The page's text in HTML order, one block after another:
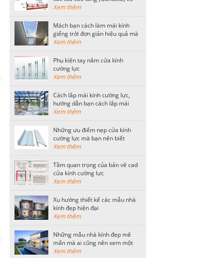
kết cấu như thế nào?
Xem thêm
Mách bạn cách làm mái kính
giếng trời đơn giản hiệu quả mà
tiết kiệm nhất
Xem thêm
Phụ kiện tay nắm cửa kính
cường lực
Xem thêm
Cách lắp mái kính cường lực,
hướng dẫn bạn cách lắp mái
kính an toàn
Xem thêm
Những ưu điểm nẹp cửa kính
cường lực mà bạn nên biết
Xem thêm
Tầm quan trọng của bản vẽ cad
cửa kính cường lực
Xem thêm
Xu hướng thiết kế các mẫu nhà
kính đẹp hiện đại
Xem thêm
Những mẫu nhà kính đẹp mê
mẩn mà ai cũng nên xem một
lần
Xem thêm